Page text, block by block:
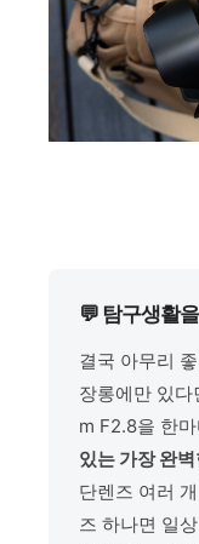
💬 탐구생활
결국 아무리
장롱에만 있
m F2.8을 한
있는 가장 완
단렌즈 여러
즈 하나면 일